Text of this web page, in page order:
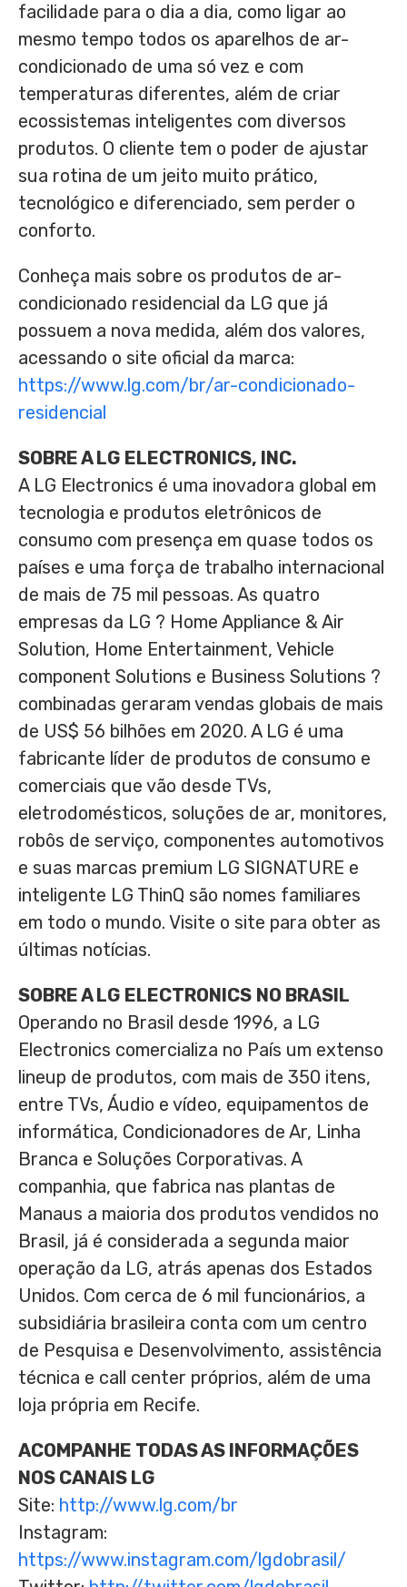
facilidade para o dia a dia, como ligar ao
mesmo tempo todos os aparelhos de ar-
condicionado de uma só vez e com
temperaturas diferentes, além de criar
ecossistemas inteligentes com diversos
produtos. O cliente tem o poder de ajustar
sua rotina de um jeito muito prático,
tecnológico e diferenciado, sem perder o
conforto.
Conheça mais sobre os produtos de ar-
condicionado residencial da LG que já
possuem a nova medida, além dos valores,
acessando o site oficial da marca:
https://www.lg.com/br/ar-condicionado-
residencial
SOBRE A LG ELECTRONICS, INC.
A LG Electronics é uma inovadora global em
tecnologia e produtos eletrônicos de
consumo com presença em quase todos os
países e uma força de trabalho internacional
de mais de 75 mil pessoas. As quatro
empresas da LG ? Home Appliance & Air
Solution, Home Entertainment, Vehicle
component Solutions e Business Solutions ?
combinadas geraram vendas globais de mais
de US$ 56 bilhões em 2020. A LG é uma
fabricante líder de produtos de consumo e
comerciais que vão desde TVs,
eletrodomésticos, soluções de ar, monitores,
robôs de serviço, componentes automotivos
e suas marcas premium LG SIGNATURE e
inteligente LG ThinQ são nomes familiares
em todo o mundo. Visite o site para obter as
últimas notícias.
SOBRE A LG ELECTRONICS NO BRASIL
Operando no Brasil desde 1996, a LG
Electronics comercializa no País um extenso
lineup de produtos, com mais de 350 itens,
entre TVs, Áudio e vídeo, equipamentos de
informática, Condicionadores de Ar, Linha
Branca e Soluções Corporativas. A
companhia, que fabrica nas plantas de
Manaus a maioria dos produtos vendidos no
Brasil, já é considerada a segunda maior
operação da LG, atrás apenas dos Estados
Unidos. Com cerca de 6 mil funcionários, a
subsidiária brasileira conta com um centro
de Pesquisa e Desenvolvimento, assistência
técnica e call center próprios, além de uma
loja própria em Recife.
ACOMPANHE TODAS AS INFORMAÇÕES
NOS CANAIS LG
Site: http://www.lg.com/br
Instagram:
https://www.instagram.com/lgdobrasil/